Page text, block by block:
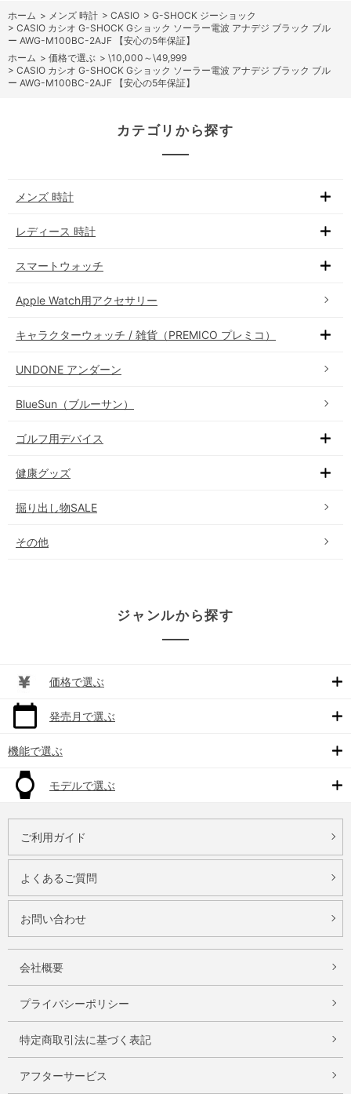
ホーム > メンズ 時計 > CASIO > G-SHOCK ジーショック
> CASIO カシオ G-SHOCK Gショック ソーラー電波 アナデジ ブラック ブル
ー AWG-M100BC-2AJF 【安心の5年保証】
ホーム > 価格で選ぶ > \10,000～\49,999
> CASIO カシオ G-SHOCK Gショック ソーラー電波 アナデジ ブラック ブル
ー AWG-M100BC-2AJF 【安心の5年保証】
カテゴリから探す
メンズ 時計
レディース 時計
スマートウォッチ
Apple Watch用アクセサリー
キャラクターウォッチ / 雑貨（PREMICO プレミコ）
UNDONE アンダーン
BlueSun（ブルーサン）
ゴルフ用デバイス
健康グッズ
掘り出し物SALE
その他
ジャンルから探す
価格で選ぶ
発売月で選ぶ
機能で選ぶ
モデルで選ぶ
ご利用ガイド
よくあるご質問
お問い合わせ
会社概要
プライバシーポリシー
特定商取引法に基づく表記
アフターサービス